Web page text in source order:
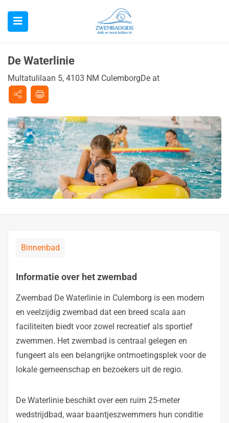
De Waterlinie
Multatulilaan 5, 4103 NM CulemborgDe at
Binnenbad
Informatie over het zwembad
Zwembad De Waterlinie in Culemborg is een modern
en veelzijdig zwembad dat een breed scala aan
faciliteiten biedt voor zowel recreatief als sportief
zwemmen. Het zwembad is centraal gelegen en
fungeert als een belangrijke ontmoetingsplek voor de
lokale gemeenschap en bezoekers uit de regio.
De Waterlinie beschikt over een ruim 25-meter
wedstrijdbad, waar baantjeszwemmers hun conditie